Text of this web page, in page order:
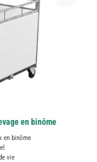
en binôme
en binôme
vie